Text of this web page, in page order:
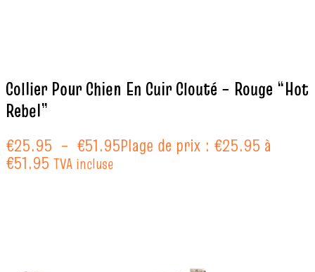
Collier Pour Chien En Cuir Clouté – Rouge “Hot
Rebel”
€25.95 – €51.95Plage de prix : €25.95 à
€51.95 TVA incluse